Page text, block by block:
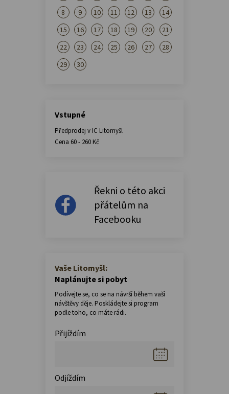
8
9 10 11 12 13
14
15
16 17 18 19 20
21
22
23 24 25 26 27
28
29
30
Vstupné
Předprodej v IC Litomyšl
Cena 60 - 260 Kč
Řekni o této akci
přátelům na
Facebooku
Vaše Litomyšl:
Naplánujte si pobyt
Podívejte se, co se na návrší během vaší
návštěvy děje. Poskládejte si program
podle toho, co máte rádi.
Přijíždím
Odjíždím